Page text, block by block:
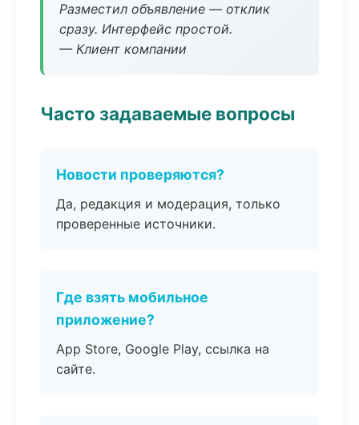
Разместил объявление — отклик
сразу. Интерфейс простой.
— Клиент компании
Часто задаваемые вопросы
Новости проверяются?
Да, редакция и модерация, только
проверенные источники.
Где взять мобильное
приложение?
App Store, Google Play, ссылка на
сайте.